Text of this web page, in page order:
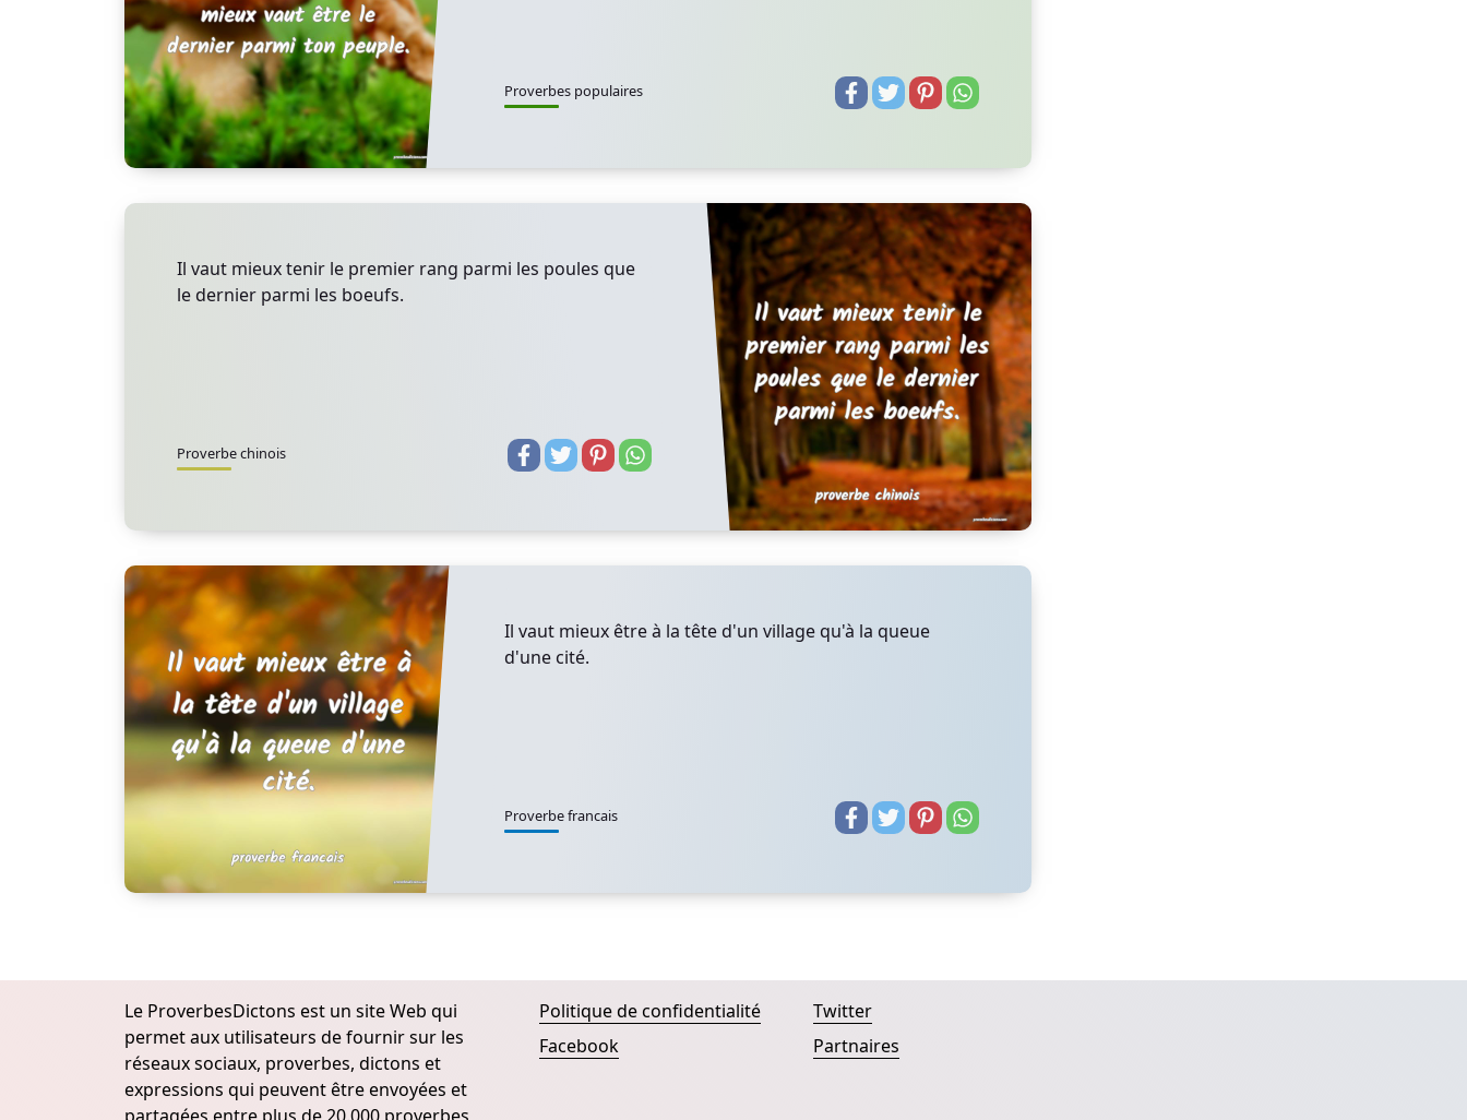
Proverbes populaires
Il vaut mieux tenir le premier rang parmi les poules que
le dernier parmi les boeufs.
Proverbe chinois
Il vaut mieux être à la tête d'un village qu'à la queue
d'une cité.
Proverbe francais
Le ProverbesDictons est un site Web qui
permet aux utilisateurs de fournir sur les
réseaux sociaux, proverbes, dictons et
expressions qui peuvent être envoyées et
Politique de confidentialité
Facebook
Twitter
Partnaires